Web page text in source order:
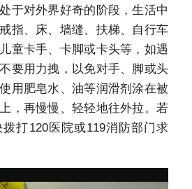
于对外界好奇的阶段，生活中
指、床、墙缝、扶梯、自行车
童卡手、卡脚或卡头等，如遇
要用力拽，以免对手、脚或头
用肥皂水、油等润滑剂涂在被
，再慢慢、轻轻地往外拉。若
打120医院或119消防部门求